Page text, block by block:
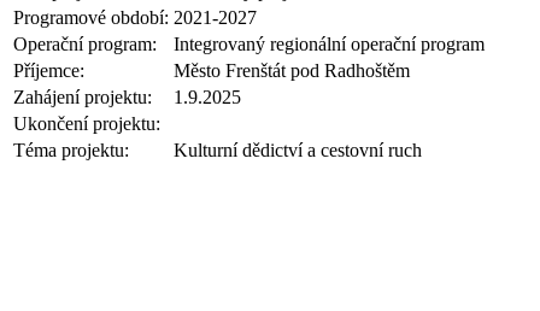
Programové období: 2021-2027
Operační program:
Integrovaný regionální operační program
Příjemce:
Město Frenštát pod Radhoštěm
Zahájení projektu:
1.9.2025
Ukončení projektu:
Téma projektu:
Kulturní dědictví a cestovní ruch